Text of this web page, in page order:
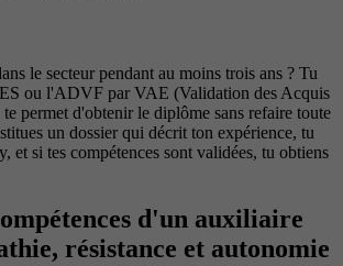
le secteur pendant au moins trois ans ? Tu
ou l'ADVF par VAE (Validation des Acquis
permet d'obtenir le diplôme sans refaire toute
un dossier qui décrit ton expérience, tu
et si tes compétences sont validées, tu obtiens
d'un auxiliaire
résistance et autonomie